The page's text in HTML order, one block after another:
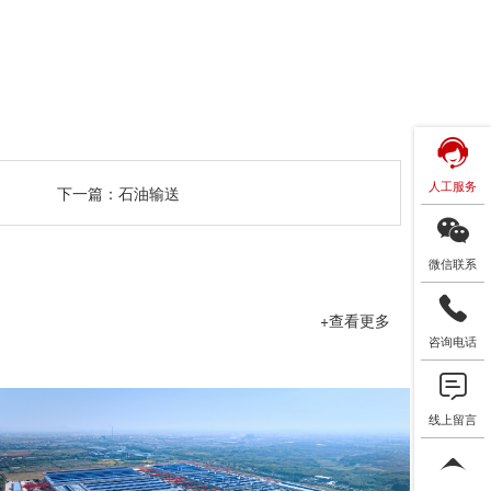
下一篇： 石油输送
+查看更多
人工服务
微信联系
咨询电话
线上留言